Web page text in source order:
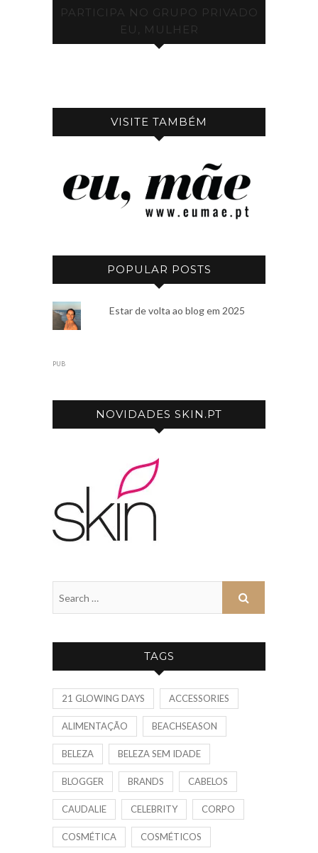
PARTICIPA NO GRUPO PRIVADO
EU, MULHER
VISITE TAMBÉM
POPULAR POSTS
Estar de volta ao blog em 2025
PUB
NOVIDADES SKIN.PT
TAGS
21 GLOWING DAYS ACCESSORIES
ALIMENTAÇÃO BEACHSEASON
BELEZA BELEZA SEM IDADE
BLOGGER BRANDS CABELOS
CAUDALIE CELEBRITY CORPO
COSMÉTICA COSMÉTICOS